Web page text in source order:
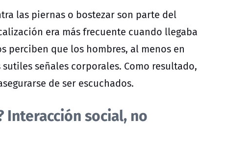
las piernas o bostezar son parte del
era más frecuente cuando llegaba
perciben que los hombres, al menos en
señales corporales. Como resultado,
de ser escuchados.
Interacción social, no